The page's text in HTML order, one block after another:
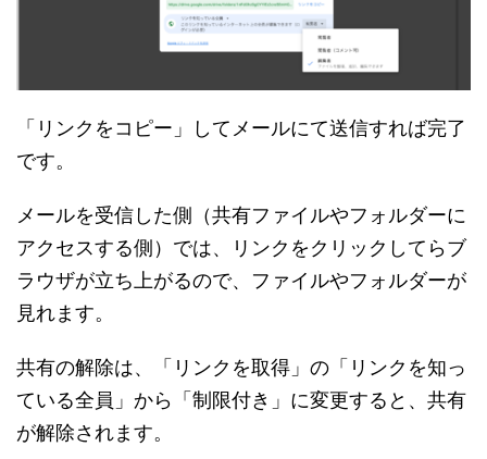
「リンクをコピー」してメールにて送信すれば完了
です。
メールを受信した側（共有ファイルやフォルダーに
アクセスする側）では、リンクをクリックしてらブ
ラウザが立ち上がるので、ファイルやフォルダーが
見れます。
共有の解除は、「リンクを取得」の「リンクを知っ
ている全員」から「制限付き」に変更すると、共有
が解除されます。